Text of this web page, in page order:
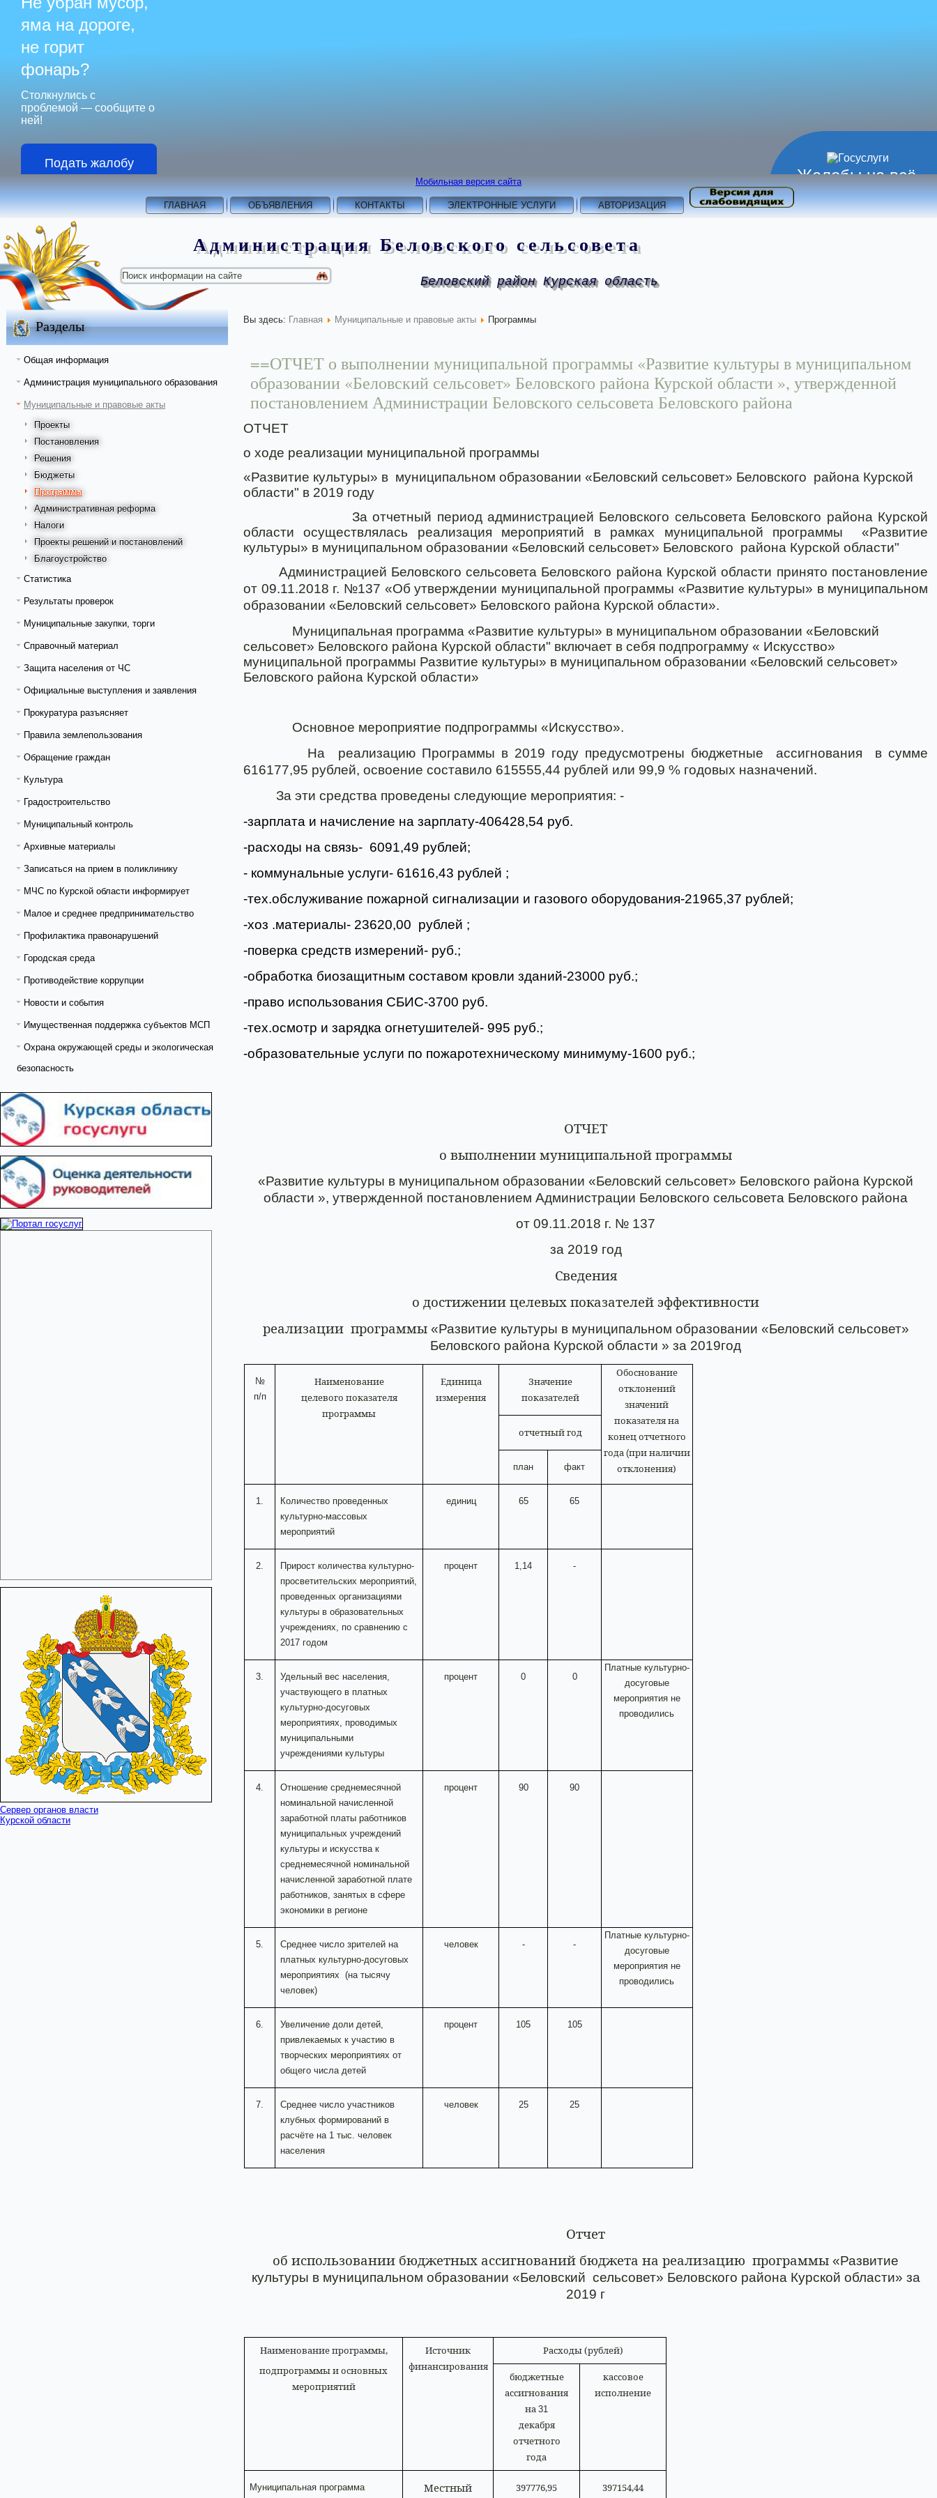
Жалобы на всё
яма на дороге,
не горит
фонарь?
Столкнулись с
проблемой — сообщите о
ней!
Подать жалобу
Мобильная версия сайта
ГЛАВНАЯ ОБЪЯВЛЕНИЯ КОНТАКТЫ ЭЛЕКТРОННЫЕ УСЛУГИ АВТОРИЗАЦИЯ
Администрация Беловского сельсовета
Беловский район Курская область
Разделы
Общая информация
Администрация муниципального образования
Муниципальные и правовые акты
Проекты
Постановления
Решения
Бюджеты
Программы
Административная реформа
Налоги
Проекты решений и постановлений
Благоустройство
Статистика
Результаты проверок
Муниципальные закупки, торги
Справочный материал
Защита населения от ЧС
Официальные выступления и заявления
Прокуратура разъясняет
Правила землепользования
Обращение граждан
Культура
Градостроительство
Муниципальный контроль
Архивные материалы
Записаться на прием в поликлинику
МЧС по Курской области информирует
Малое и среднее предпринимательство
Профилактика правонарушений
Городская среда
Противодействие коррупции
Новости и события
Имущественная поддержка субъектов МСП
Охрана окружающей среды и экологическая
безопасность
Сервер органов власти
Курской области
Вы здесь: Главная Муниципальные и правовые акты Программы
==ОТЧЕТ о выполнении муниципальной программы «Развитие культуры в муниципальном
образовании «Беловский сельсовет» Беловского района Курской области », утвержденной
постановлением Администрации Беловского сельсовета Беловского района
ОТЧЕТ
о ходе реализации муниципальной программы
«Развитие культуры» в муниципальном образовании «Беловский сельсовет» Беловского района Курской
области" в 2019 году
За отчетный период администрацией Беловского сельсовета Беловского района Курской
области осуществлялась реализация мероприятий в рамках муниципальной программы
«Развитие
культуры» в муниципальном образовании «Беловский сельсовет» Беловского района Курской области"
Администрацией Беловского сельсовета Беловского района Курской области принято постановление
от 09.11.2018 г. №137 «Об утверждении муниципальной программы «Развитие культуры» в муниципальном
образовании «Беловский сельсовет» Беловского района Курской области».
Муниципальная программа «Развитие культуры» в муниципальном образовании «Беловский
сельсовет» Беловского района Курской области" включает в себя подпрограмму « Искусство»
муниципальной программы Развитие культуры» в муниципальном образовании «Беловский сельсовет»
Беловского района Курской области»
Основное мероприятие подпрограммы «Искусство».
На
реализацию Программы в 2019 году предусмотрены бюджетные ассигнования
в сумме
616177,95 рублей, освоение составило 615555,44 рублей или 99,9 % годовых назначений.
За эти средства проведены следующие мероприятия: -
-зарплата и начисление на зарплату-406428,54 руб.
-расходы на связь- 6091,49 рублей;
- коммунальные услуги- 61616,43 рублей ;
-тех.обслуживание пожарной сигнализации и газового оборудования-21965,37 рублей;
-хоз .материалы- 23620,00 рублей ;
-поверка средств измерений- руб.;
-обработка биозащитным составом кровли зданий-23000 руб.;
-право использования СБИС-3700 руб.
-тех.осмотр и зарядка огнетушителей- 995 руб.;
-образовательные услуги по пожаротехническому минимуму-1600 руб.;
ОТЧЕТ
о выполнении муниципальной программы
«Развитие культуры в муниципальном образовании «Беловский сельсовет» Беловского района Курской
области », утвержденной постановлением Администрации Беловского сельсовета Беловского района
от 09.11.2018 г. № 137
за 2019 год
Сведения
о достижении целевых показателей эффективности
реализации программы «Развитие культуры в муниципальном образовании «Беловский сельсовет»
Беловского района Курской области » за 2019год
№
п/п
Наименование
целевого показателя
программы
Единица
измерения
Значение
показателей
Обоснование
отклонений
значений
показателя на
конец отчетного
года (при наличии
отклонения)
отчетный год
план факт
1.
Количество проведенных
культурно-массовых
мероприятий
единиц 65 65
2.
Прирост количества культурно-
просветительских мероприятий,
проведенных организациями
культуры в образовательных
учреждениях, по сравнению с
2017 годом
процент 1,14 -
3.
Удельный вес населения,
участвующего в платных
культурно-досуговых
мероприятиях, проводимых
муниципальными
учреждениями культуры
процент 0 0
Платные культурно-
досуговые
мероприятия не
проводились
4.
Отношение среднемесячной
номинальной начисленной
заработной платы работников
муниципальных учреждений
культуры и искусства к
среднемесячной номинальной
начисленной заработной плате
работников, занятых в сфере
экономики в регионе
процент 90 90
5.
Среднее число зрителей на
платных культурно-досуговых
мероприятиях
(на тысячу
человек)
человек - -
Платные культурно-
досуговые
мероприятия не
проводились
6.
Увеличение доли детей,
привлекаемых к участию в
творческих мероприятиях от
общего числа детей
процент 105 105
7.
Среднее число участников
клубных формирований в
расчёте на 1 тыс. человек
населения
человек 25 25
Отчет
об использовании бюджетных ассигнований бюджета на реализацию программы «Развитие
культуры в муниципальном образовании «Беловский сельсовет» Беловского района Курской области» за
2019 г
Наименование программы,
подпрограммы и основных
мероприятий
Источник
финансирования
Расходы (рублей)
бюджетные
ассигнования
на 31
декабря
отчетного
года
кассовое
исполнение
Муниципальная программа
Местный
397776,95 397154,44